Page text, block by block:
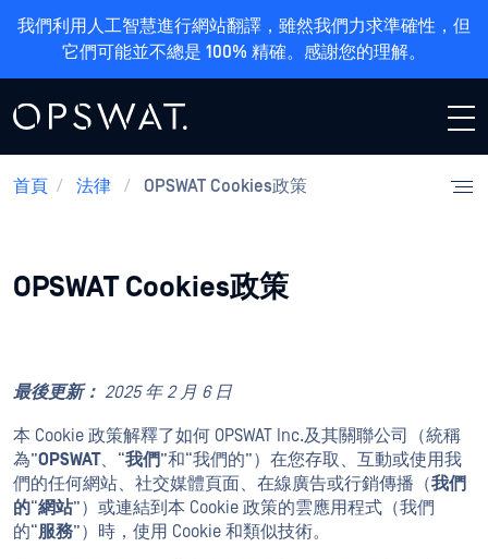
我們利用人工智慧進行網站翻譯，雖然我們力求準確性，但
它們可能並不總是 100% 精確。感謝您的理解。
首頁 / 法律 / OPSWAT Cookies政策
OPSWAT Cookies政策
最後更新： 2025 年 2 月 6 日
本 Cookie 政策解釋了如何 OPSWAT Inc.及其關聯公司（統稱
為”OPSWAT、“我們”和“我們的”）在您存取、互動或使用我
們的任何網站、社交媒體頁面、在線廣告或行銷傳播（我們
的“網站”）或連結到本 Cookie 政策的雲應用程式（我們
的“服務”）時，使用 Cookie 和類似技術。